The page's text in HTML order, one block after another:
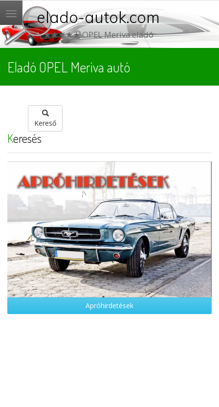
Menü elado-autok.com
★★★★★ OPEL Meriva eladó
Eladó OPEL Meriva autó
Kereső
Keresés
Apróhirdetések